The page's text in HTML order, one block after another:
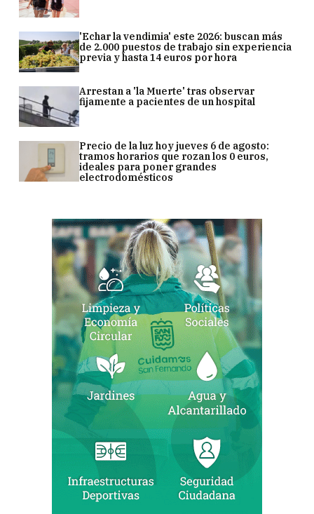
'Echar la vendimia' este 2026: buscan más
de 2.000 puestos de trabajo sin experiencia
previa y hasta 14 euros por hora
Arrestan a 'la Muerte' tras observar
fijamente a pacientes de un hospital
Precio de la luz hoy jueves 6 de agosto:
tramos horarios que rozan los 0 euros,
ideales para poner grandes
electrodomésticos